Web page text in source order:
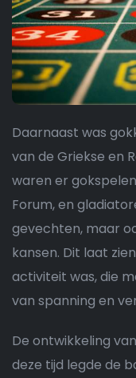
Daarnaast was
van de Griekse en
waren er
Forum, en
gevechten, maar
kansen. Dit laat
activiteit was, die
van spanning en
De ontwikkeling
deze tijd legde de